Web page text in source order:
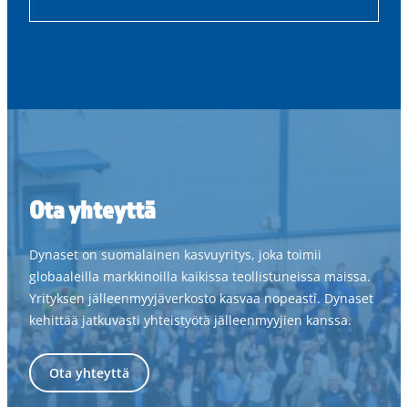
Ota yhteyttä
Dynaset on suomalainen kasvuyritys, joka toimii
globaaleilla markkinoilla kaikissa teollistuneissa maissa.
Yrityksen jälleenmyyjäverkosto kasvaa nopeasti. Dynaset
kehittää jatkuvasti yhteistyötä jälleenmyyjien kanssa.
Ota yhteyttä